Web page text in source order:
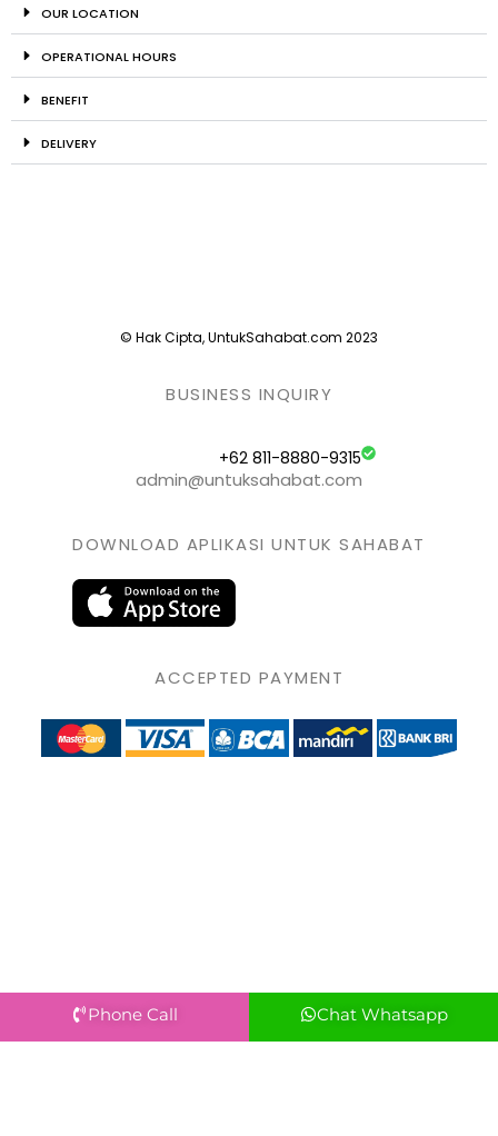
OUR LOCATION
OPERATIONAL HOURS
BENEFIT
DELIVERY
© Hak Cipta, UntukSahabat.com 2023
BUSINESS INQUIRY
+62 811-8880-9315
admin@untuksahabat.com
DOWNLOAD APLIKASI UNTUK SAHABAT
ACCEPTED PAYMENT
Phone Call Chat Whatsapp